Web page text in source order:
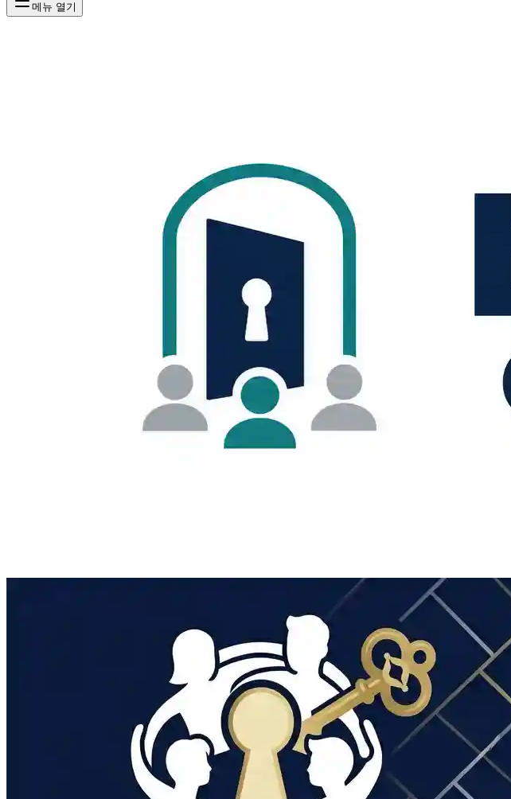
메뉴 열기